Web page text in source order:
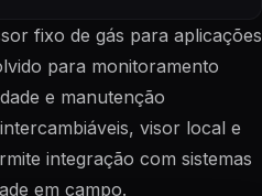
fixo de gás para aplicações
para monitoramento
e manutenção
visor local e
integração com sistemas
em campo.